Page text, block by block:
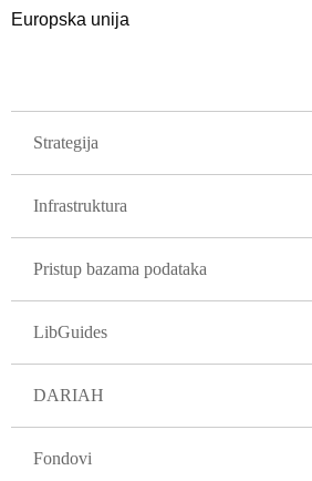
Europska unija
Strategija
Infrastruktura
Pristup bazama podataka
LibGuides
DARIAH
Fondovi